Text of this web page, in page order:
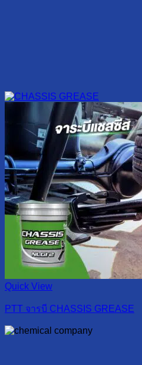
Quick View
PTT จารบี CHASSIS GREASE